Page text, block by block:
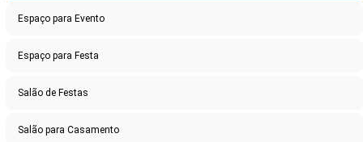
Espaço para Evento
Espaço para Festa
Salão de Festas
Salão para Casamento